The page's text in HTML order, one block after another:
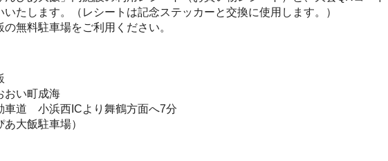
たします。（レシートは記念ステッカーと交換に使用します。）
無料駐車場をご利用ください。
い町成海
車道 小浜西ICより舞鶴方面へ7分
大飯駐車場）